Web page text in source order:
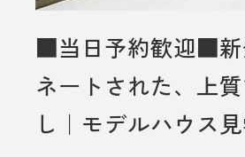
■当日予約歓迎■新
ネートされた、上
し｜モデルハウス